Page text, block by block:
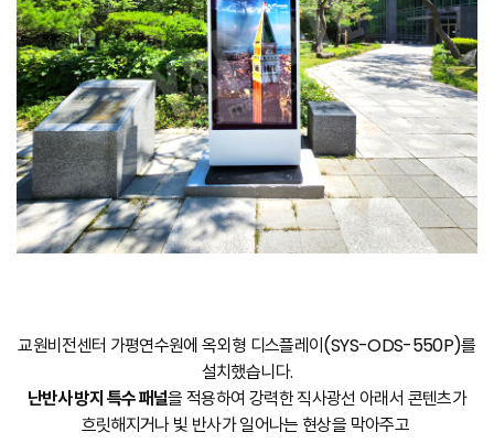
교원비전센터 가평연수원에 옥외형 디스플레이(SYS-ODS-550P)를
설치했습니다.
난반사 방지 특수 패널을 적용하여 강력한 직사광선 아래서 콘텐츠가
흐릿해지거나 빛 반사가 일어나는 현상을 막아주고